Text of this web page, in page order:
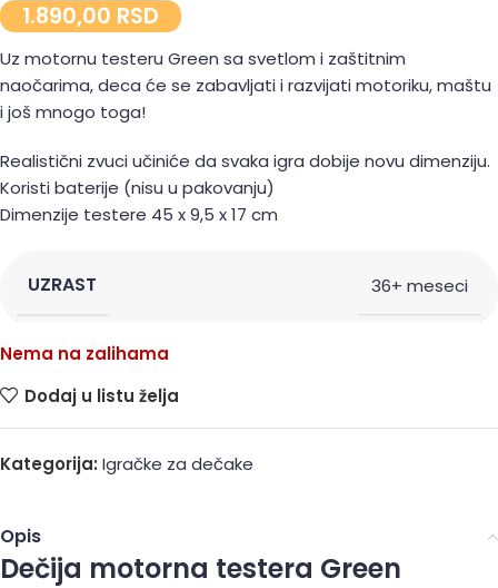
1.890,00 RSD
Uz motornu testeru Green sa svetlom i zaštitnim
naočarima, deca će se zabavljati i razvijati motoriku, maštu
i još mnogo toga!
Realistični zvuci učiniće da svaka igra dobije novu dimenziju.
Koristi baterije (nisu u pakovanju)
Dimenzije testere 45 x 9,5 x 17 cm
UZRAST 36+ meseci
Nema na zalihama
Dodaj u listu želja
Kategorija: Igračke za dečake
Opis
Dečija motorna testera Green